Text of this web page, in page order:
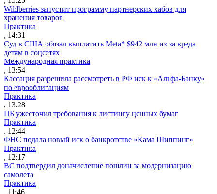
Wildberries запустит программу партнерских хабов для
хранения товаров
Практика
, 14:31
Суд в США обязал выплатить Meta* $942 млн из-за вреда
детям в соцсетях
Международная практика
, 13:54
Кассация разрешила рассмотреть в РФ иск к «Альфа-Банку»
по еврооблигациям
Практика
, 13:28
ЦБ ужесточил требования к листингу ценных бумаг
Практика
, 12:44
ФНС подала новый иск о банкротстве «Кама Шиппинг»
Практика
, 12:17
ВС подтвердил доначисление пошлин за модернизацию
самолета
Практика
, 11:46